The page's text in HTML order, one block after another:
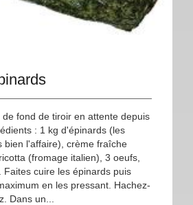
de fond de tiroir en attente depuis
: 1 kg d'épinards (les
bien l'affaire), crème fraîche
(fromage italien), 3 oeufs,
Faites cuire les épinards puis
en les pressant. Hachez-
Dans un...